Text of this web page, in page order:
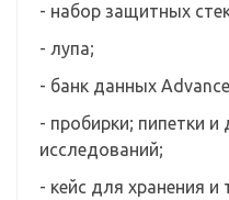
- набор защитных
- лупа;
- банк данных
- пробирки; пипетки и
исследований;
- кейс для хранения и